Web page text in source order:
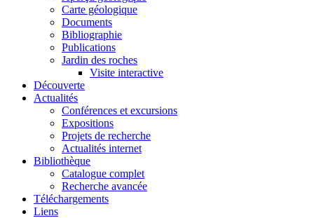
Carte géologique
Documents
Bibliographie
Publications
Jardin des roches
Visite interactive
Découverte
Actualités
Conférences et excursions
Expositions
Projets de recherche
Actualités internet
Bibliothèque
Catalogue complet
Recherche avancée
Téléchargements
Liens